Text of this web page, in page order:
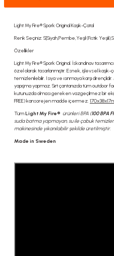
Light My Fire® Spork Original Kaşık-Çatal
Renk Seçiniz: S[Siyah,Pembe,Yeşil (Fıstık
Özellikler
Light My Fire® Spork Original. İskandinav
özel olarak tasarlanmıştır. Esnek, işlevsel
temizlenilebilir. Isıya ve ısınmaya karşı
yapışma yapmaz. Sırt çantanızda tüm
kutunuzda olması gereken vazgeçilmez bir
FREE) kansorejen madde içermez.
TümLight My Fire® ürünleri BPA (100 BPA
suda batma yapmayan, su ile çabuk
makinesinde yıkanılabilir şekilde üretilmiştir.
Made in Sweden